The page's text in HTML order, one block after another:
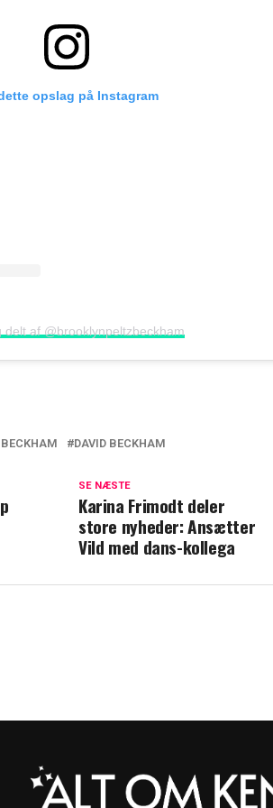
opslag på Instagram
delt af @brooklynpeltzbeckham
bisarre madvalg
er knuste: Beckham-familien i bitter
BECKHAM DAVID BECKHAM
SE NÆSTE
Karina Frimodt deler
store nyheder: Ansætter
Vild med dans-kollega